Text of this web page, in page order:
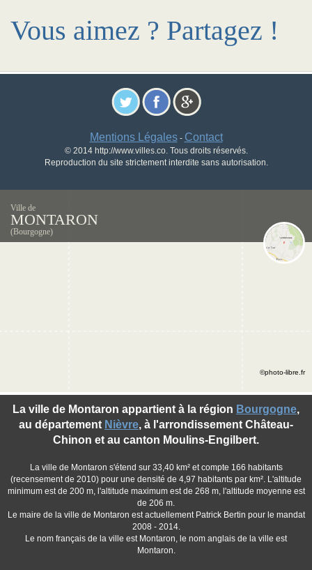
Vous aimez ? Partagez !
Mentions Légales- Contact
© 2014 http://www.villes.co. Tous droits réservés.
Reproduction du site strictement interdite sans autorisation.
Ville de
MONTARON
(Bourgogne)
La ville de Montaron appartient à la région Bourgogne,
au département Nièvre, à l'arrondissement Château-
Chinon et au canton Moulins-Engilbert.
La ville de Montaron s'étend sur 33,40 km² et compte 166 habitants
(recensement de 2010) pour une densité de 4,97 habitants par km². L'altitude
minimum est de 200 m, l'altitude maximum est de 268 m, l'altitude moyenne est
de 206 m.
Le maire de la ville de Montaron est actuellement Patrick Bertin pour le mandat
2008 - 2014.
Le nom français de la ville est Montaron, le nom anglais de la ville est
Montaron.
©photo-libre.fr